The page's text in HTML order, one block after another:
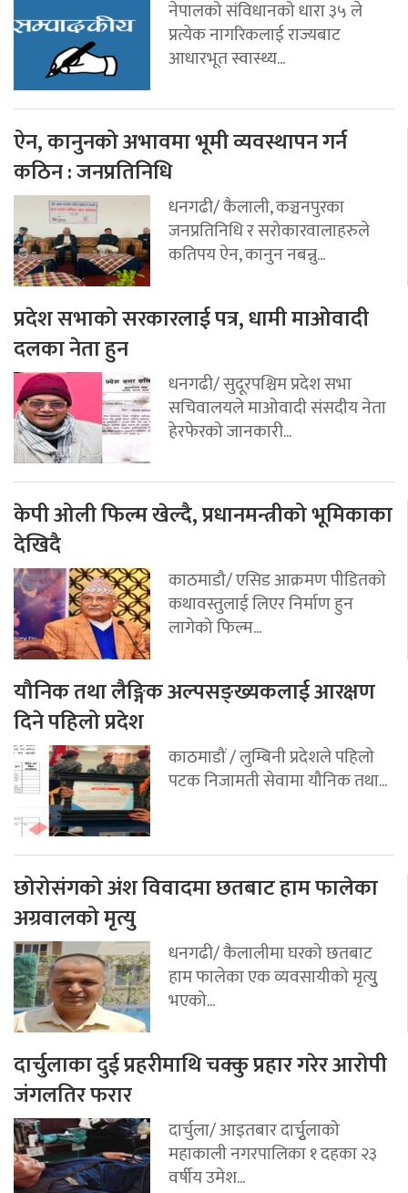
नेपालको संविधानको धारा ३५ ले
प्रत्येक नागरिकलाई राज्यबाट
आधारभूत स्वास्थ्य...
ऐन, कानुनको अभावमा भूमी व्यवस्थापन गर्न
कठिन : जनप्रतिनिधि
धनगढी/ कैलाली, कञ्चनपुरका
जनप्रतिनिधि र सरोकारवालाहरुले
कतिपय ऐन, कानुन नबन्नु...
प्रदेश सभाको सरकारलाई पत्र, धामी माओवादी
दलका नेता हुन
धनगढी/ सुदूरपश्चिम प्रदेश सभा
सचिवालयले माओवादी संसदीय नेता
हेरफेरको जानकारी...
केपी ओली फिल्म खेल्दै, प्रधानमन्त्रीको भूमिकाका
देखिदै
काठमाडौ/ एसिड आक्रमण पीडितको
कथावस्तुलाई लिएर निर्माण हुन
लागेको फिल्म...
यौनिक तथा लैङ्गिक अल्पसङ्ख्यकलाई आरक्षण
दिने पहिलो प्रदेश
काठमाडौं / लुम्बिनी प्रदेशले पहिलो
पटक निजामती सेवामा यौनिक तथा...
छोरोसंगको अंश विवादमा छतबाट हाम फालेका
अग्रवालको मृत्यु
धनगढी/ कैलालीमा घरको छतबाट
हाम फालेका एक व्यवसायीको मृत्युु
भएको...
दार्चुलाका दुई प्रहरीमाथि चक्कु प्रहार गरेर आरोपी
जंगलतिर फरार
दार्चुला/ आइतबार दार्चुृलाको
महाकाली नगरपालिका १ दहका २३
वर्षीय उमेश...